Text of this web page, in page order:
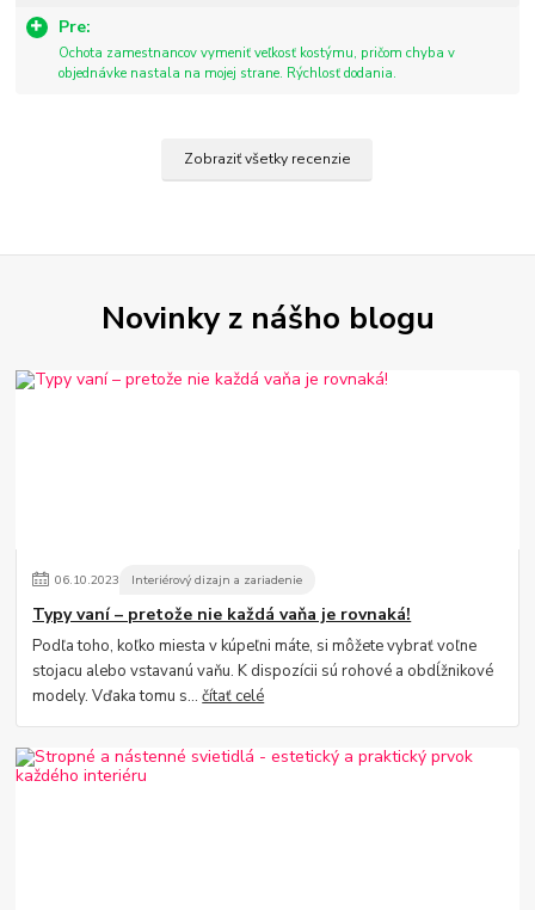
Pre:
Ochota zamestnancov vymeniť veľkosť kostýmu, pričom chyba v
objednávke nastala na mojej strane. Rýchlosť dodania.
Zobraziť všetky recenzie
Novinky z nášho blogu
06.10.2023 Interiérový dizajn a zariadenie
Typy vaní – pretože nie každá vaňa je rovnaká!
Podľa toho, koľko miesta v kúpeľni máte, si môžete vybrať voľne
stojacu alebo vstavanú vaňu. K dispozícii sú rohové a obdĺžnikové
modely. Vďaka tomu s...čítať celé